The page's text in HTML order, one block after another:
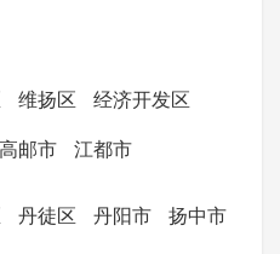
维扬区 经济开发区
高邮市 江都市
丹徒区 丹阳市 扬中市